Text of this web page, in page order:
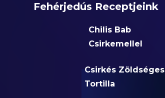
Fehérjedús Receptjeink
Chilis Bab
Csirkemellel
Csirkés Zöldséges
Tortilla